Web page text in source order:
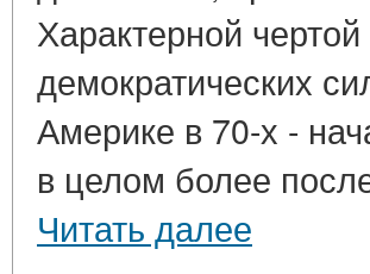
Характерной
демократических
Америке в 70-х -
в целом более
Читать далее